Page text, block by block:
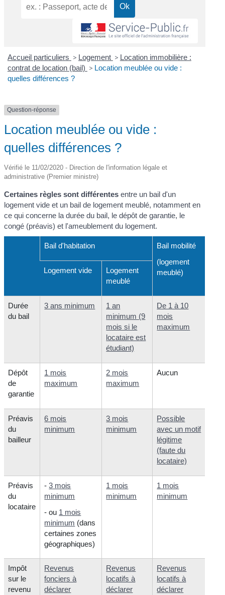
Accueil particuliers > Logement > Location immobilière :
contrat de location (bail) > Location meublée ou vide :
quelles différences ?
Question-réponse
Location meublée ou vide :
quelles différences ?
Vérifié le 11/02/2020 - Direction de l'information légale et
administrative (Premier ministre)
Certaines règles sont différentes entre un bail d'un
logement vide et un bail de logement meublé, notamment en
ce qui concerne la durée du bail, le dépôt de garantie, le
congé (préavis) et l'ameublement du logement.
Bail d'habitation
Bail mobilité
(logement
meublé)
Logement vide
Logement
meublé
Durée
du bail
3 ans minimum
1 an
minimum (9
mois si le
locataire est
étudiant)
De 1 à 10
mois
maximum
Dépôt
de
garantie
1 mois
maximum
2 mois
maximum
Aucun
Préavis
du
bailleur
6 mois
minimum
3 mois
minimum
Possible
avec un motif
légitime
(faute du
locataire)
Préavis
du
locataire
-3 mois
minimum
- ou 1 mois
minimum (dans
certaines zones
géographiques)
1 mois
minimum
1 mois
minimum
Impôt
sur le
revenu
Revenus
fonciers à
déclarer
Revenus
locatifs à
déclarer
Revenus
locatifs à
déclarer